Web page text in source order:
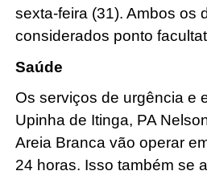
sexta-feira (31). Ambos os
considerados ponto
Saúde
Os serviços de urgência e
Upinha de Itinga, PA
Areia Branca vão operar
24 horas. Isso também se